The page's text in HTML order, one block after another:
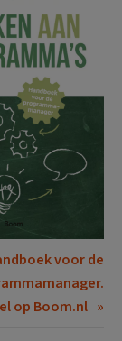
voor de
op Boom.nl